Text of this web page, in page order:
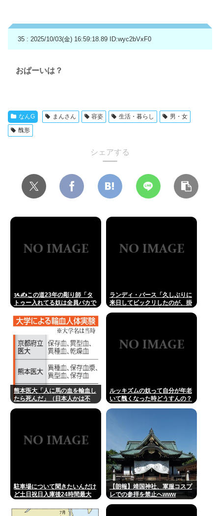
35 : 2025/10/03(金) 16:59:18.89 ID:wyc2bVxF0
おぱーいは？
なんG まんさん 容姿 生活・暮らし
男・女
醜形
シェアする
ᝰ✍この道23年の彫り師「タ
トゥー入れてる奴は全員バカで
ランディ・バース「久しぶりに
来日してビックリしたのが、掛
熊本医大「人に馬の血を輸血し
たら死んだ」（日本人かは不
ルッキズムの奴って自分が年老
いて醜くなった時どうすんの？
駐車場について聞きたいんだけ
ど土日祝日入庫後24時間最大
平日の場合料金どうなるの
【朗報】靖国神社、軍服コスプ
レでの参拝を禁止へwww